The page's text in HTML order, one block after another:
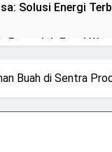
Solusi Energi
Pengolah Food
Lengkap dan
Lengkap dan
Buah di Sentra